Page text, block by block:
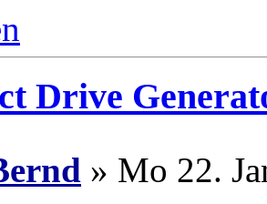
Drive
» Mo 22.